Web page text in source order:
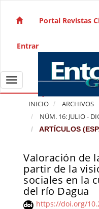
Navegación principal
Barra lateral
Portal Revistas
Entrar
Toggle navigation
INICIO
ARCHIVOS
NÚM. 16: JULIO -
ARTÍCULOS
Valoración de
partir de la
sociales en la
del río Dagua
https://doi.org/
Barra lateral